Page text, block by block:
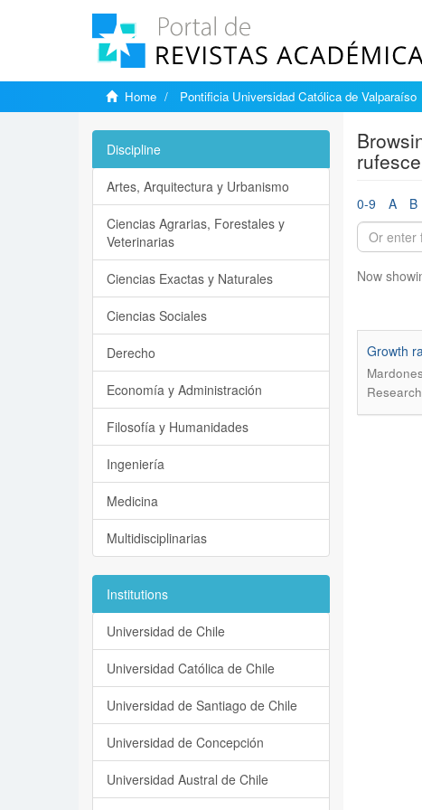
Home Pontificia Universidad Católica de Valparaíso
0-9 A B
Now
Growth
Discipline
Artes, Arquitectura y Urbanismo
Ciencias Agrarias, Forestales y
Veterinarias
Ciencias Exactas y Naturales
Ciencias Sociales
Derecho
Economía y Administración
Filosofía y Humanidades
Ingeniería
Medicina
Multidisciplinarias
Institutions
Universidad de Chile
Universidad Católica de Chile
Universidad de Santiago de Chile
Universidad de Concepción
Universidad Austral de Chile